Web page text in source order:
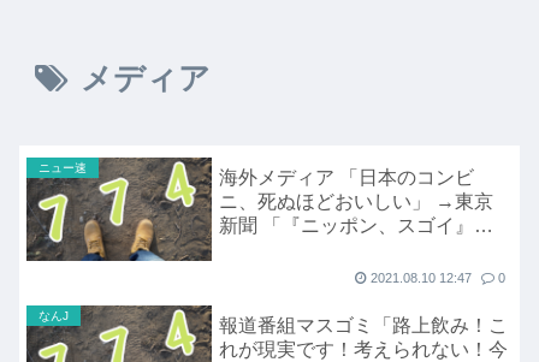
メディア
ニュー速
海外メディア 「日本のコンビ
ニ、死ぬほどおいしい」 →東京
新聞 「『ニッポン、スゴイ』や
2021.08.10 12:47 0
なんJ
報道番組マスゴミ「路上飲み！こ
れが現実です！考えられない！今